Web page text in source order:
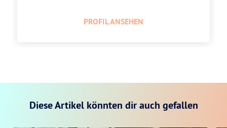
PROFIL ANSEHEN
Diese Artikel könnten dir auch gefallen